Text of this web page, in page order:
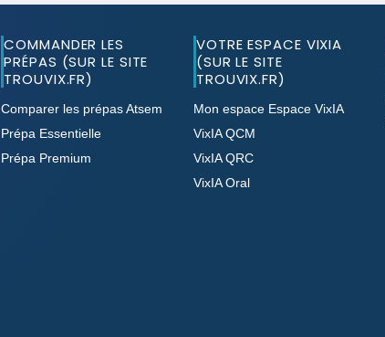
COMMANDER LES
PRÉPAS (SUR LE SITE
TROUVIX.FR)
Comparer les prépas Atsem
Prépa Essentielle
Prépa Premium
VOTRE ESPACE VIXIA
(SUR LE SITE
TROUVIX.FR)
Mon espace Espace VixIA
VixIA QCM
VixIA QRC
VixIA Oral